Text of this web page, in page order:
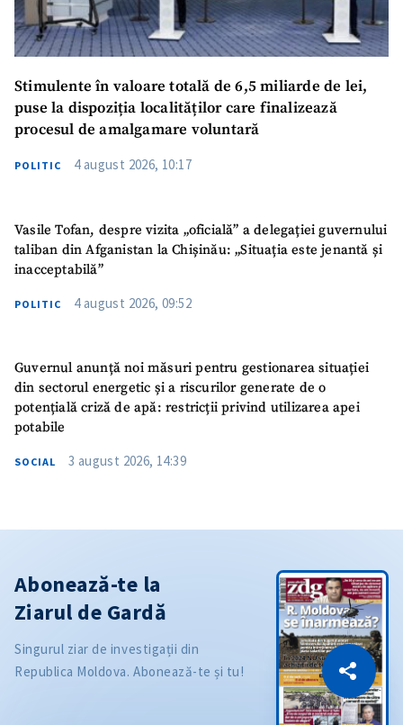
Copiază Link
Stimulente în valoare totală de 6,5 miliarde de lei,
puse la dispoziția localităților care finalizează
procesul de amalgamare voluntară
POLITIC 4 august 2026, 10:17
Vasile Tofan, despre vizita „oficială” a delegației guvernului
taliban din Afganistan la Chișinău: „Situația este jenantă și
inacceptabilă”
POLITIC 4 august 2026, 09:52
Guvernul anunță noi măsuri pentru gestionarea situației
din sectorul energetic și a riscurilor generate de o
potențială criză de apă: restricții privind utilizarea apei
potabile
SOCIAL 3 august 2026, 14:39
Abonează-te la
Ziarul de Gardă
Singurul ziar de investigații din
Republica Moldova. Abonează-te și tu!Citește articolul
CITEȘTE